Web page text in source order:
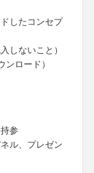
したコンセプ
しないこと）
ロード）
参
ル、プレゼン